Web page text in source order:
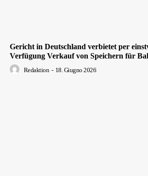
Gericht in Deutschland verbietet per
Verfügung Verkauf von Speichern für
Redaktion - 18. Giugno 2026